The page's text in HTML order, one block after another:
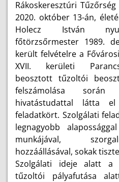
Rákoskeresztúri
2020. október 13-án,
Holecz István
főtörzsőrmester 1989.
került felvételre a
XVII. kerületi
beosztott tűzoltói
felszámolása során
hivatástudattal látta
feladatkört. Szolgálati
legnagyobb
munkájával,
hozzáállásával, sokak
Szolgálati ideje alatt a
tűzoltói pályafutása